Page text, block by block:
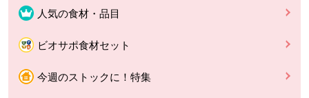
人気の食材・品目
ビオサポ食材セット
今週のストックに！特集